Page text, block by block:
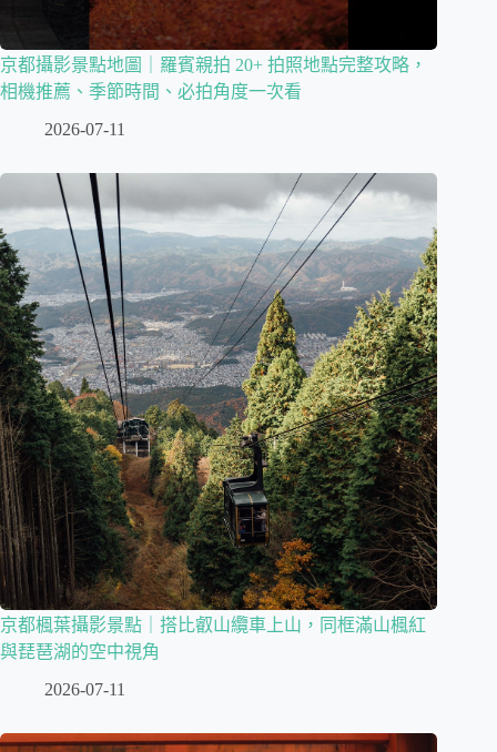
京都攝影景點地圖｜羅賓親拍 20+ 拍照地點完整攻略，
相機推薦、季節時間、必拍角度一次看
2026-07-11
京都楓葉攝影景點｜搭比叡山纜車上山，同框滿山楓紅
與琵琶湖的空中視角
2026-07-11